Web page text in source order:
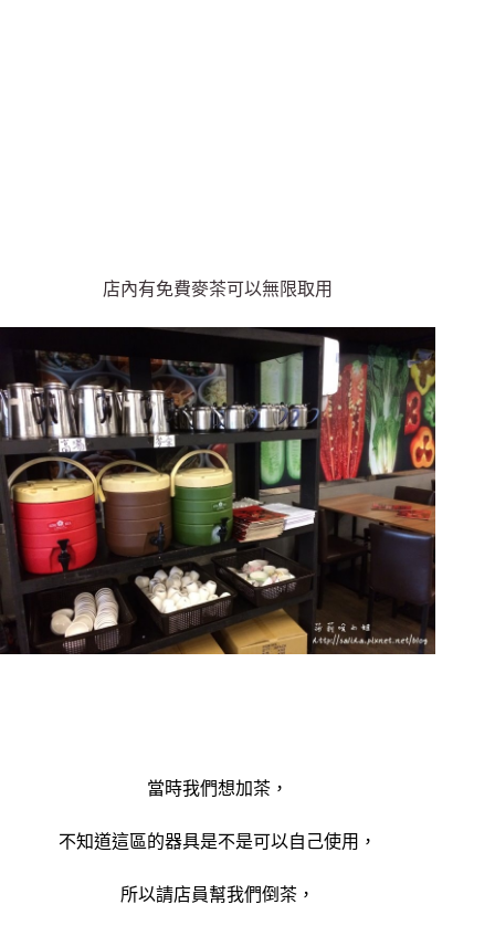
店內有免費麥茶可以無限取用
當時我們想加茶，
不知道這區的器具是不是可以自己使用，
所以請店員幫我們倒茶，